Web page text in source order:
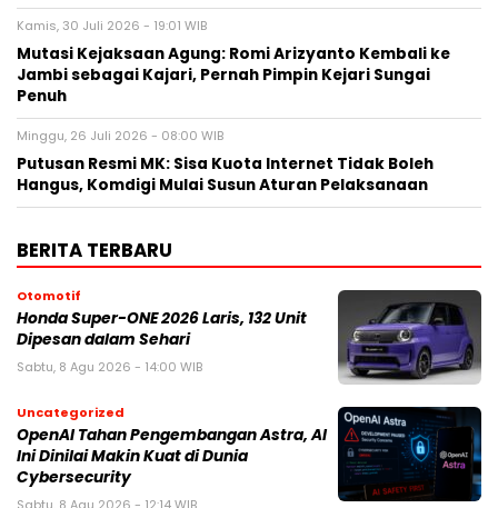
Kamis, 30 Juli 2026 - 19:01 WIB
Mutasi Kejaksaan Agung: Romi Arizyanto Kembali ke
Jambi sebagai Kajari, Pernah Pimpin Kejari Sungai
Penuh
Minggu, 26 Juli 2026 - 08:00 WIB
Putusan Resmi MK: Sisa Kuota Internet Tidak Boleh
Hangus, Komdigi Mulai Susun Aturan Pelaksanaan
BERITA TERBARU
Otomotif
Honda Super-ONE 2026 Laris, 132 Unit
Dipesan dalam Sehari
Sabtu, 8 Agu 2026 - 14:00 WIB
Uncategorized
OpenAI Tahan Pengembangan Astra, AI
Ini Dinilai Makin Kuat di Dunia
Cybersecurity